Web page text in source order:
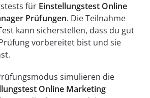
für Einstellungstest Online
Prüfungen. Die Teilnahme
kann sicherstellen, dass du gut
vorbereitet bist und sie
simulieren die
Online Marketing